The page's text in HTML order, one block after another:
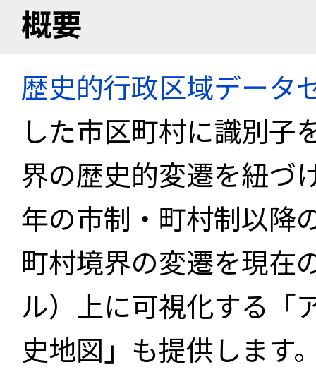
概要
歴史的行政区域データ
した市区町村に識別子
界の歴史的変遷を紐づ
年の市制・町村制以降
町村境界の変遷を現在
ル）上に可視化する「
史地図」も提供します